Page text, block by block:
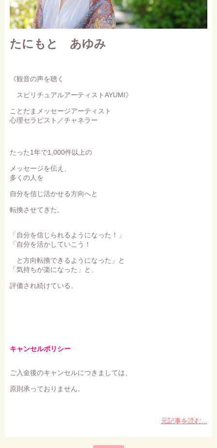
たにもと あゆみ
《観音の声を聴く
スピリチュアルアーティストAYUMI》
ことだまメッセージアーティスト
心理セラピスト／チャネラー
たった1年で1,000件以上の
メッセージを伝え、
多くの人を
自分を信じ活かせる方向へと
転換させてきた。
「自分を信じられるようになった！」
「自分を活かしていこう！
と方向転換できるようになった」と
「気持ちが楽になった」と、
評価され続けている。
キャンセルポリシー
ご入金後のキャンセルにつきましては、
原則承っておりません。
元記事を読む...